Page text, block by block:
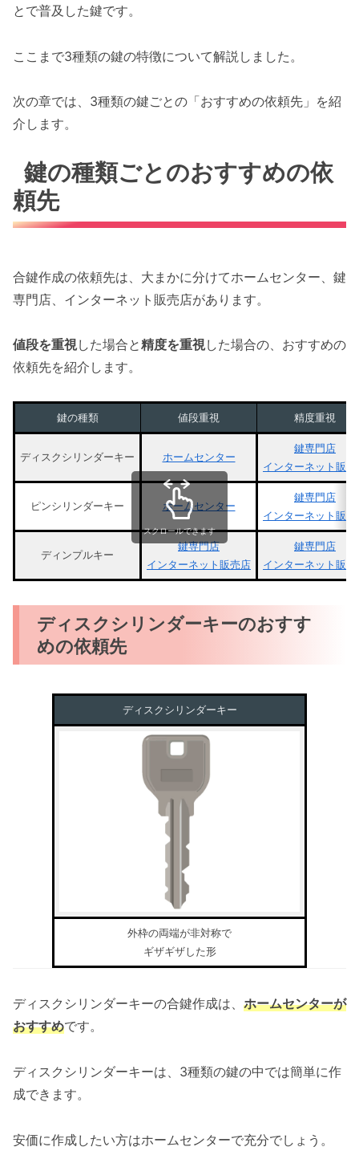
とで普及した鍵です。
ここまで3種類の鍵の特徴について解説しました。
次の章では、3種類の鍵ごとの「おすすめの依頼先」を紹
介します。
鍵の種類ごとのおすすめの依
頼先
合鍵作成の依頼先は、大まかに分けてホームセンター、鍵
専門店、インターネット販売店があります。
値段を重視した場合と精度を重視した場合の、おすすめの
依頼先を紹介します。
鍵の種類 値段重視 精度重視
ディスクシリンダーキー ホームセンター
鍵専門店
インターネット販売
ピンシリンダーキー ホームセンター
鍵専門店
インターネット販売
ディンプルキー
鍵専門店
インターネット販売店
鍵専門店
インターネット販売
スクロールできます
ディスクシリンダーキーのおすす
めの依頼先
ディスクシリンダーキー
外枠の両端が非対称で
ギザギザした形
ディスクシリンダーキーの合鍵作成は、 ホームセンターが
おすすめです。
ディスクシリンダーキーは、3種類の鍵の中では簡単に作
成できます。
安価に作成したい方はホームセンターで充分でしょう。